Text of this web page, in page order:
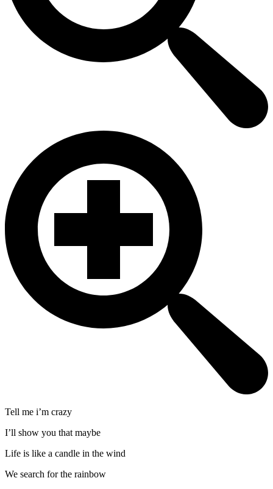
Tell me i’m crazy
I’ll show you that maybe
Life is like a candle in the wind
We search for the rainbow